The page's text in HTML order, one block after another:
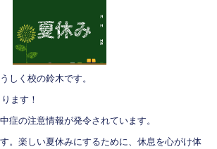
しく校の鈴木です。
ます！
症の注意情報が発令されています。
。楽しい夏休みにするために、休息を心がけ体